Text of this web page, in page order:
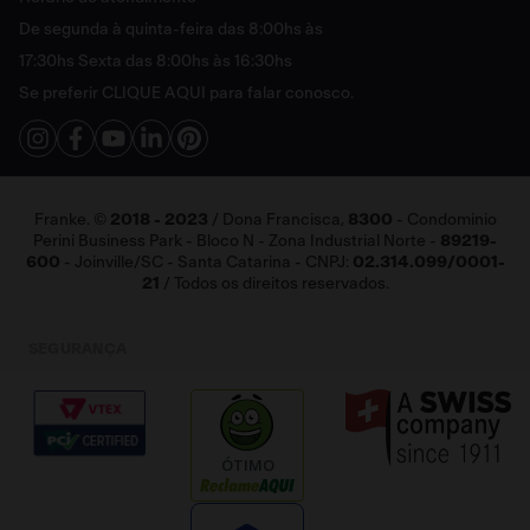
Catálogo Digital Franke 2025 - 2026
Política de Pagamento
FAQ
Vendas Corporativas
Fale Conosco
De segunda à quinta-feira das 8:00hs às
17:30hs Sexta das 8:00hs às 16:30hs
Se preferir CLIQUE AQUI para falar conosco.
Franke. © 2018 - 2023 / Dona Francisca, 8300 - Condominio
Perini Business Park - Bloco N - Zona Industrial Norte -
89219-
600 - Joinville/SC - Santa Catarina - CNPJ: 02.314.099/0001-
21 / Todos os direitos reservados.